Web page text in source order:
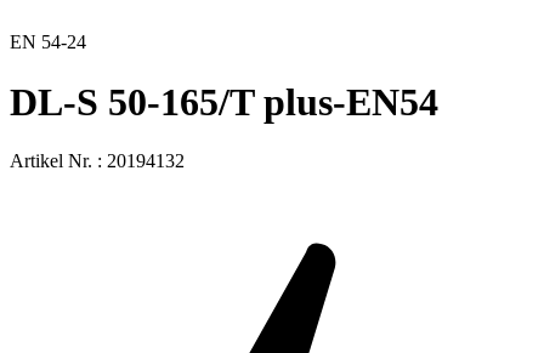
EN 54-24
DL-S 50-165/T plus-EN54
Artikel Nr. : 20194132